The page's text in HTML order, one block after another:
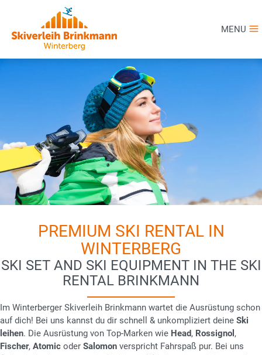
MENU
PREMIUM SKI RENTAL IN
WINTERBERG
SKI SET AND SKI EQUIPMENT IN THE SKI
RENTAL BRINKMANN
Im Winterberger Skiverleih Brinkmann wartet die Ausrüstung schon
auf dich! Bei uns kannst du dir schnell & unkompliziert deine Ski
leihen. Die Ausrüstung von Top-Marken wie Head, Rossignol ,
Fischer, Atomic oder Salomon verspricht Fahrspaß pur. Bei uns